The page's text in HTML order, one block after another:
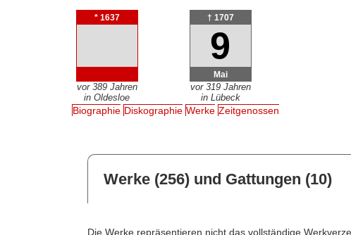
* 1637
vor 389 Jahren
in Oldesloe
† 1707
9
Mai
vor 319 Jahren
in Lübeck
Biographie Diskographie Werke Zeitgenossen
Werke (256) und Gattungen (10)
Die Werke repräsentieren nicht das vollständige